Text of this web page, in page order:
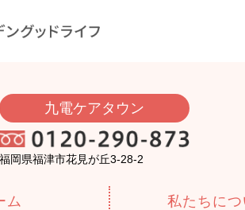
九電ケアタウン
福岡県福津市花見が丘3-28-2
ム 私たちに